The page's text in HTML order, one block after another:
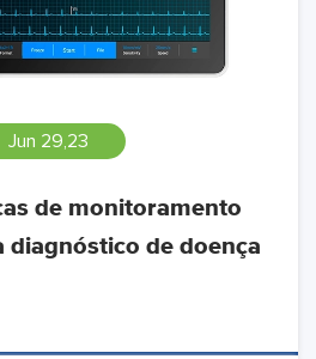
Jun 29,23
de monitoramento
diagnóstico de doença